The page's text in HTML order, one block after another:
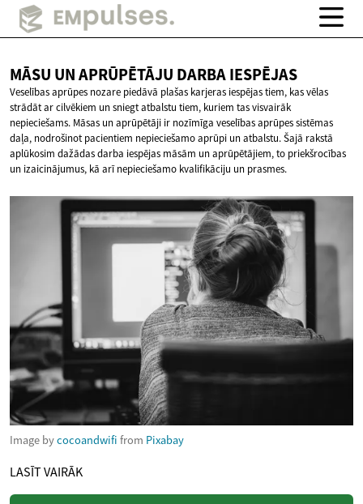
MĀSU UN APRŪPĒTĀJU DARBA IESPĒJAS
Veselības aprūpes nozare piedāvā plašas karjeras iespējas tiem, kas vēlas
strādāt ar cilvēkiem un sniegt atbalstu tiem, kuriem tas visvairāk
nepieciešams. Māsas un aprūpētāji ir nozīmīga veselības aprūpes sistēmas
daļa, nodrošinot pacientiem nepieciešamo aprūpi un atbalstu. Šajā rakstā
aplūkosim dažādas darba iespējas māsām un aprūpētājiem, to priekšrocības
un izaicinājumus, kā arī nepieciešamo kvalifikāciju un prasmes.
Image bycocoandwifi from Pixabay
LASĪT VAIRĀK